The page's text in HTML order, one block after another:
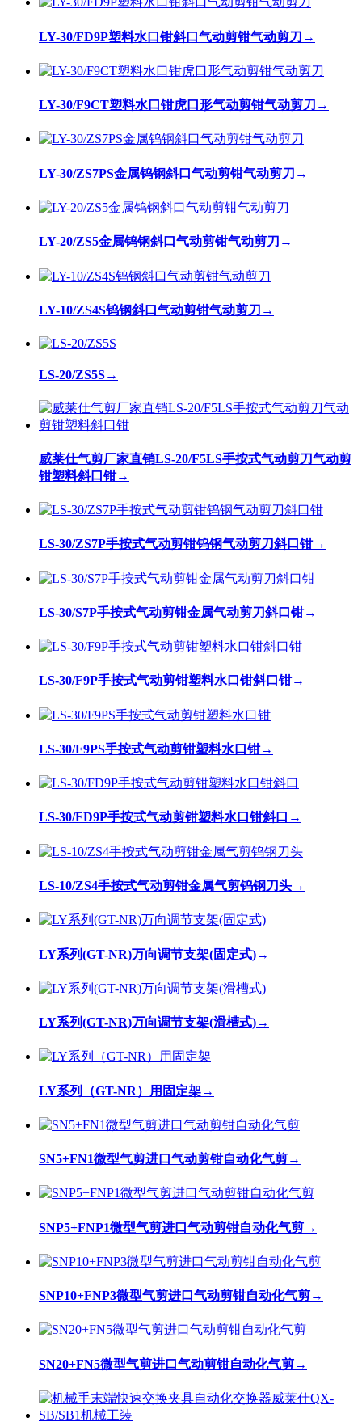
LY-30/FD9P塑料水口钳斜口气动剪钳气动剪刀 →
LY-30/F9CT塑料水口钳虎口形气动剪钳气动剪刀 →
LY-30/ZS7PS金属钨钢斜口气动剪钳气动剪刀 →
LY-20/ZS5金属钨钢斜口气动剪钳气动剪刀 →
LY-10/ZS4S钨钢斜口气动剪钳气动剪刀 →
LS-20/ZS5S→
威莱仕气剪厂家直销LS-20/F5LS手按式气动剪刀气动剪
钳塑料斜口钳→
LS-30/ZS7P手按式气动剪钳钨钢气动剪刀斜口钳→
LS-30/S7P手按式气动剪钳金属气动剪刀斜口钳→
LS-30/F9P手按式气动剪钳塑料水口钳斜口钳→
LS-30/F9PS手按式气动剪钳塑料水口钳→
LS-30/FD9P手按式气动剪钳塑料水口钳斜口 →
LS-10/ZS4手按式气动剪钳金属气剪钨钢刀头→
LY系列(GT-NR)万向调节支架(固定式)→
LY系列(GT-NR)万向调节支架(滑槽式)→
LY系列（GT-NR）用固定架→
SN5+FN1微型气剪进口气动剪钳自动化气剪→
SNP5+FNP1微型气剪进口气动剪钳自动化气剪→
SNP10+FNP3微型气剪进口气动剪钳自动化气剪→
SN20+FN5微型气剪进口气动剪钳自动化气剪→